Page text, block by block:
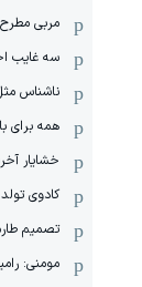
مربی مطرح
سه غایب
ناشناس
همه برای
خشایار
کادوی تولد 40 سالگی آدان: بازگشت به استقلال!
تصمیم
مومنی: